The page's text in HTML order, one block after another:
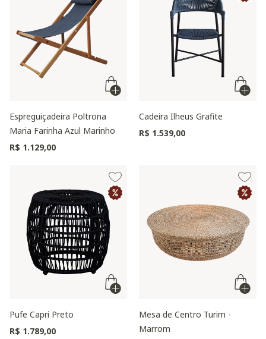
Espreguiçadeira Poltrona
Maria Farinha Azul Marinho
R$ 1.129,00
Cadeira Ilheus Grafite
R$ 1.539,00
Pufe Capri Preto
R$ 1.789,00
Mesa de Centro Turim -
Marrom